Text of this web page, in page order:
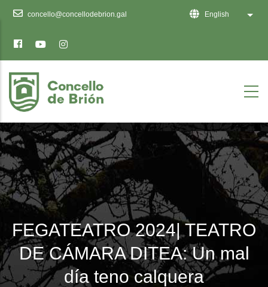
sitio
web
inclúe
un
sistema
de
accesibilidade.
concello@concellodebrion.gal English List
FEGATEATRO 2024| TEATRO
DE CÁMARA DITEA: Un mal
día teno calquera